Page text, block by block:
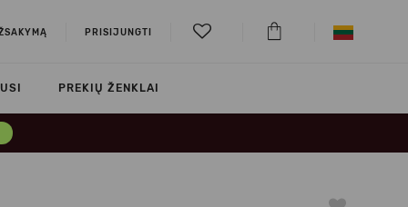
PRISIJUNGTI
PREKIŲ ŽENKLAI